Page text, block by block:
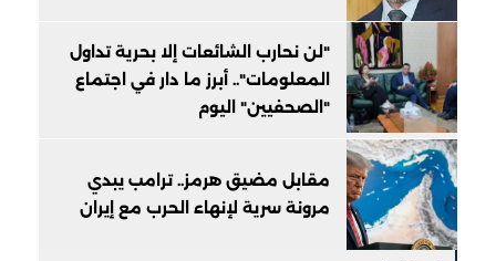
"لن نحارب الشائعات إلا بحرية تداول
المعلومات".. أبرز ما دار في اجتماع
"الصحفيين" اليوم
مقابل مضيق هرمز.. ترامب يبدي
مرونة سرية لإنهاء الحرب مع إيران